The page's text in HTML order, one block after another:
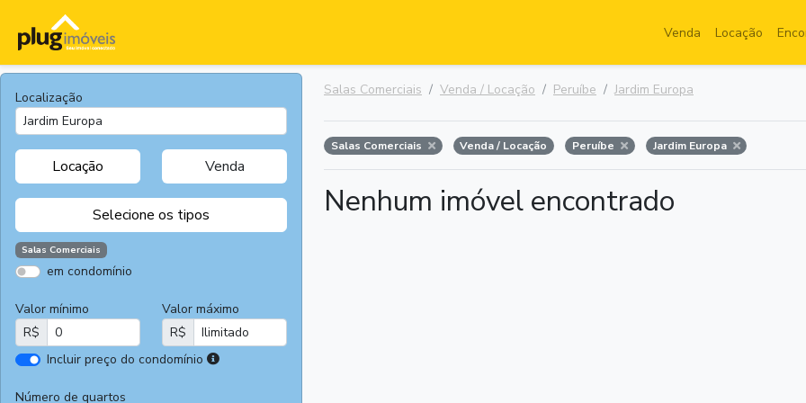
Venda Locação
Localização
Locação Venda
Selecione os tipos
Casas
Casas
Comerciais
Salas
Chácaras e
Salas Comerciais
em condomínio
Valor mínimo
R$
Valor máximo
R$
Incluir preço do condomínio
I
Número de quartos
Salas Comerciais Venda / Locação Peruíbe Jardim Europa
Salas Comerciais Venda / Locação Peruíbe Jardim Europa
Nenhum imóvel encontrado